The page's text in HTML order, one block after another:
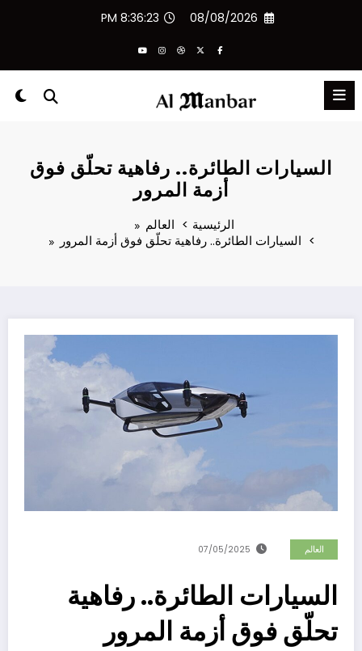
08/08/2026
8:36:23 PM
السيارات الطائرة.. رفاهية تحلّق فوق
أزمة المرور
الرئيسية
العالم
السيارات الطائرة.. رفاهية تحلّق فوق أزمة المرور
العالم 07/05/2025
السيارات الطائرة.. رفاهية
تحلّق فوق أزمة المرور